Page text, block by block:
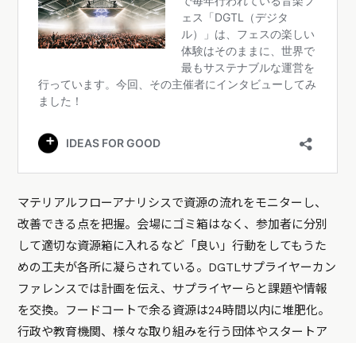
マテリアルフローアナリシスで資源の流れをモニターし、
改善できる点を把握。会場にゴミ箱はなく、参加者に分別
して適切な資源箱に入れるなど「良い」行動をしてもうた
めの工夫が各所に凝らされている。DGTLサプライヤーカン
ファレンスでは計画を伝え、サプライヤーらと課題や情報
を交換。フードコートで余る資源は24時間以内に堆肥化。
行政や教育機関、様々な取り組みを行う団体やスタートア